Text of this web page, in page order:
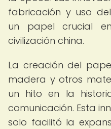
fabricación y uso
un papel crucial
civilización china.
La creación del
madera y otros
un hito en la
comunicación. Esta
solo facilitó la